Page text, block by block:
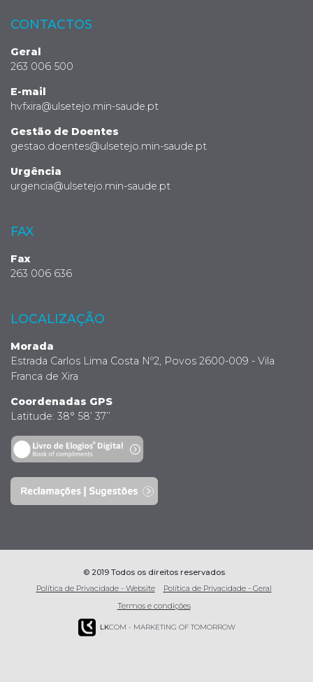
CONTACTOS
Geral
263 006 500
E-mail
hvfxira@ulsetejo.min-saude.pt
Gestão de Doentes
gestao.doentes@ulsetejo.min-saude.pt
Urgência
urgencia@ulsetejo.min-saude.pt
FAX
Fax
263 006 636
LOCALIZAÇÃO
Morada
Estrada Carlos Lima Costa Nº2, Povos 2600-009 - Vila
Franca de Xira
Coordenadas GPS
Latitude: 38° 58’ 37’’
© 2019 Todos os direitos reservados
Política de Privacidade - Website
Política de Privacidade - Geral
Termos e condições
LKCOM - MARKETING OF TOMORROW